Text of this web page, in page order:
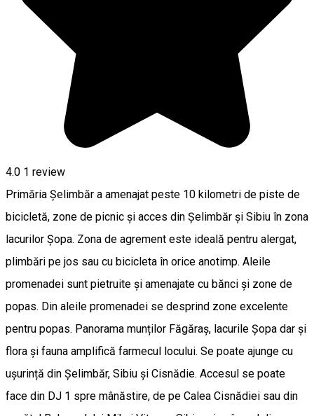
4.0 1 review
Primăria Șelimbăr a amenajat peste 10 kilometri de piste de
bicicletă, zone de picnic și acces din Șelimbăr și Sibiu în zona
lacurilor Șopa. Zona de agrement este ideală pentru alergat,
plimbări pe jos sau cu bicicleta în orice anotimp. Aleile
promenadei sunt pietruite și amenajate cu bănci și zone de
popas. Din aleile promenadei se desprind zone excelente
pentru popas. Panorama munților Făgăraș, lacurile Șopa dar și
flora și fauna amplifică farmecul locului. Se poate ajunge cu
ușurință din Șelimbăr, Sibiu și Cisnădie. Accesul se poate
face din DJ 1 spre mânăstire, de pe Calea Cisnădiei sau din